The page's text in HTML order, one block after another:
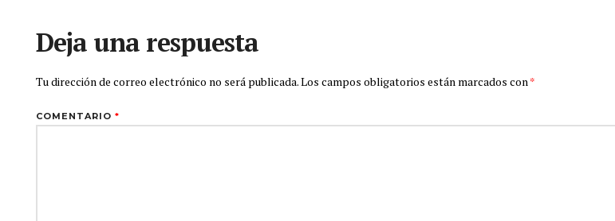
Deja una respuesta
Tu dirección de correo electrónico no será publicada.Los campos obligatorios están marcados con*
COMENTARIO *